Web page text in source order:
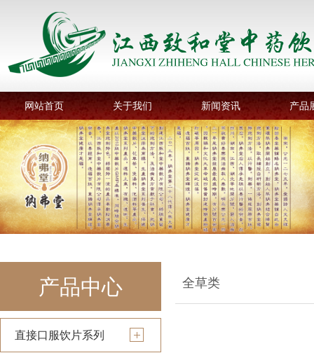
网站首页 关于我们 新闻资讯 产品
产品中心
直接口服饮片系列
全草类